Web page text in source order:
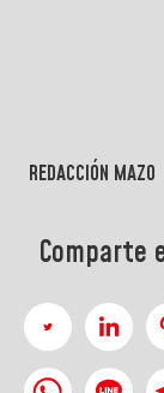
REDACCIÓN MAZO
Comparte